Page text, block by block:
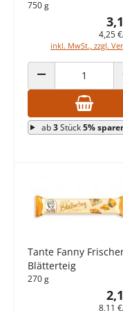
750 g
4,25
inkl. MwSt., zzgl.
ANZAHL VERRINGERN
ab3Stück5%
Tante Fanny
Blätterteig
270 g
8,11